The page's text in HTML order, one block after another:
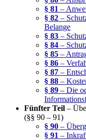
§ 81 –
§ 82 –
Belange
§ 83 –
§ 84 –
§ 85 –
§ 86 –
§ 87 –
§ 88 –
§ 89 – Die
Fünfter Teil –
(§§ 90 – 91)
§ 90 –
§ 91 –